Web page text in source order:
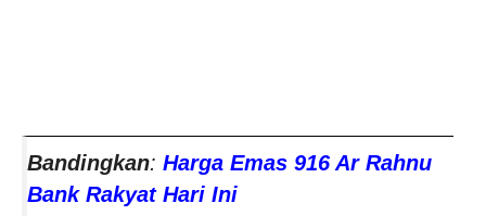
Bandingkan: Harga Emas 916 Ar Rahnu
Bank Rakyat Hari Ini